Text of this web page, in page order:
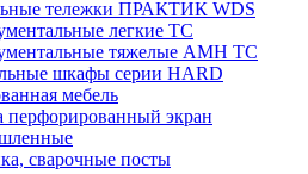
тележки ПРАКТИК WDS
легкие ТС
тяжелые AMH TC
шкафы серии HARD
мебель
перфорированный экран
сварочные посты